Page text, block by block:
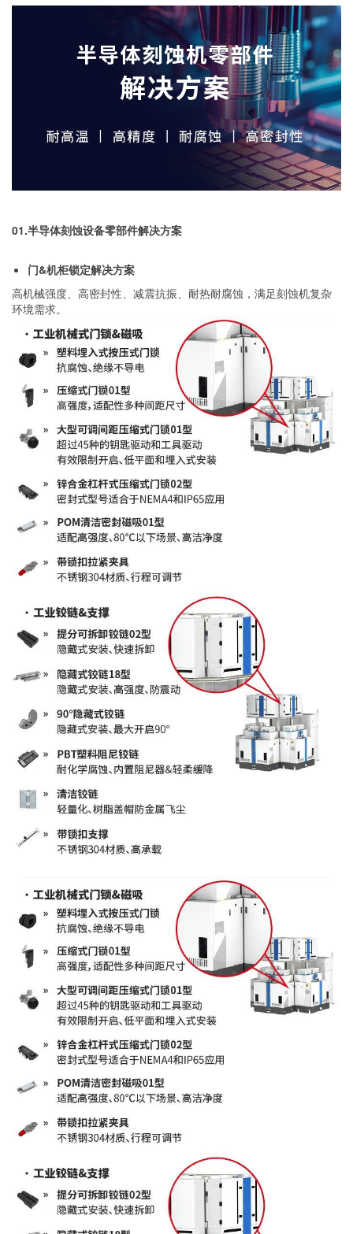
01.半导体刻蚀设备零部件解决方案
门&机柜锁定解决方案
高机械强度、高密封性、减震抗振、耐热耐腐蚀，满足刻蚀机复杂
环境需求。